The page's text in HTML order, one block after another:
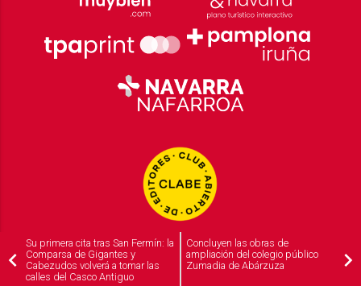
Su primera cita tras San Fermín: la
Comparsa de Gigantes y
Cabezudos volverá a tomar las
calles del Casco Antiguo
Concluyen las obras de
ampliación del colegio público
Zumadia de Abárzuza